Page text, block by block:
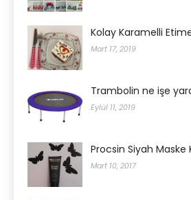
Kolay Karamelli
Mart 17, 2019
Trambolin ne işe
Eylül 11, 2019
Procsin Siyah Maske
Mart 10, 2017